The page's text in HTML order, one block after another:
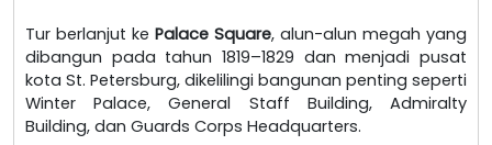
Tur berlanjut ke Palace Square, alun-alun megah yang
dibangun pada tahun 1819–1829 dan menjadi pusat
kota St. Petersburg, dikelilingi bangunan penting seperti
Winter Palace, General Staff Building, Admiralty
Building, dan Guards Corps Headquarters.